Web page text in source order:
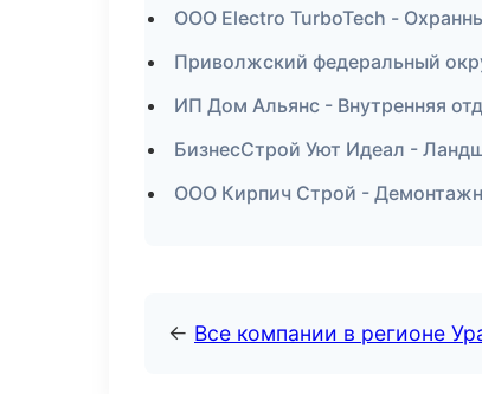
ООО Electro TurboTech -
Приволжский федеральный
ИП Дом Альянс - Внутренняя
БизнесСтрой Уют Идеал -
ООО Кирпич Строй -
← Все компании в регионе